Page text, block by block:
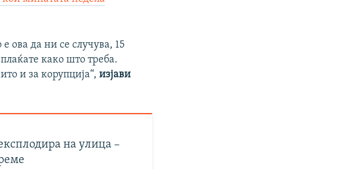
ова да ни се случува, 15
како што треба.
и за корупција“,изјави
на улица –